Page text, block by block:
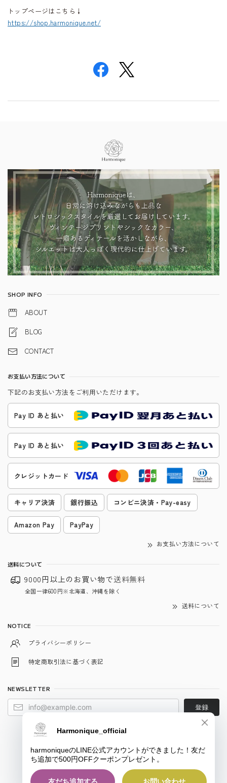
トップページはこちら↓
https://shop.harmonique.net/
SHOP INFO
ABOUT
BLOG
CONTACT
お支払い方法について
下記のお支払い方法をご利用いただけます。
Pay ID あと払い
Pay ID あと払い
クレジットカード
キャリア決済 銀行振込 コンビニ決済・Pay-easy
Amazon Pay PayPay
お支払い方法について
送料について
9000円以上のお買い物で送料無料
全国一律600円※北海道、沖縄を除く
送料について
NOTICE
プライバシーポリシー
特定商取引法に基づく表記
NEWSLETTER
登録
© harmonique